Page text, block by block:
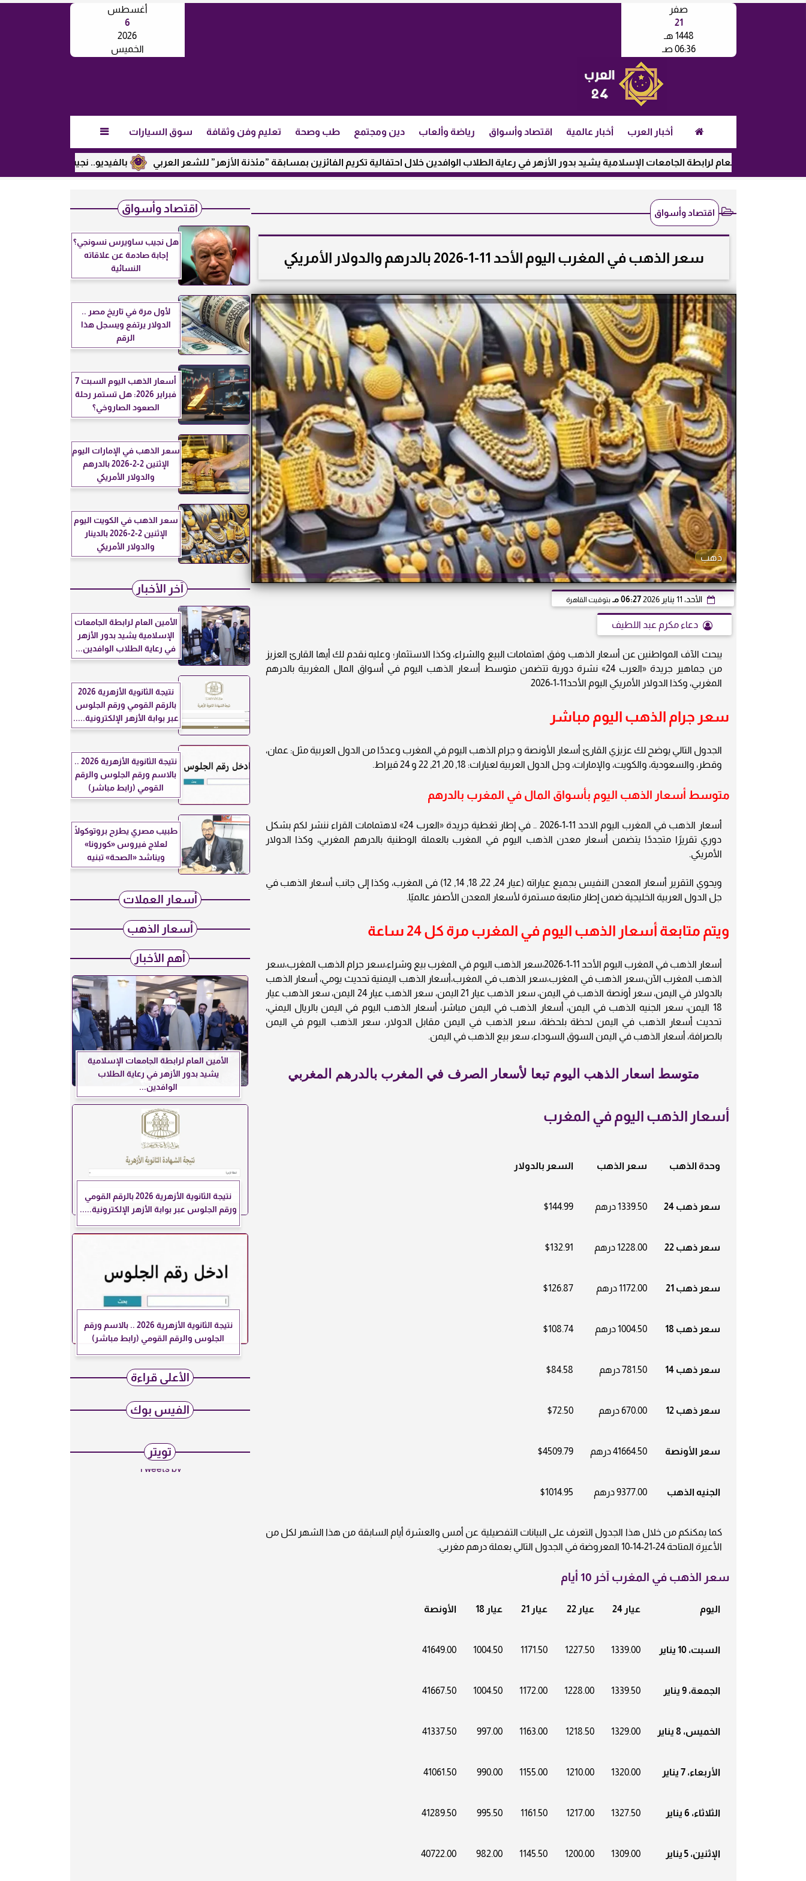
أغسطس
6
2026
الخميس
صفر
21
1448 هـ
06:36 صـ
أخبار العرب أخبار عالمية اقتصاد وأسواق رياضة وألعاب دين ومجتمع طب وصحة تعليم وفن وثقافة سوق السيارات 
بالفيديو.. نجيب ساويرس يكشف عن رأيه في العام لرابطة الجامعات الإسلامية يشيد بدور الأزهر في رعاية الطلاب الوافدين خلال احتفالية تكريم الفائزين بمسابقة ”مئذنة الأزهر” للشعر العربي
اقتصاد وأسواق
سعر الذهب في المغرب اليوم الأحد 11-1-2026 بالدرهم والدولار الأمريكي
ذهب
الأحد، 11 يناير 2026 06:27 مـ بتوقيت القاهرة
دعاء مكرم عبد اللطيف
يبحث الآف المواطنين عن أسعار الذهب وفق اهتمامات البيع والشراء، وكذا الاستثمار؛ وعليه نقدم لك أيها القارئ العزيز
من جماهير جريدة «العرب 24» نشرة دورية تتضمن متوسط أسعار الذهب اليوم في أسواق المال المغربية بالدرهم
المغربي، وكذا الدولار الأمريكي اليوم الأحد11-1-2026
سعر جرام الذهب اليوم مباشر
الجدول التالي يوضح لك عزيزي القارئ أسعار الأونصة و جرام الذهب اليوم في المغرب وعددًا من الدول العربية مثل: عمان،
وقطر، والسعودية، والكويت، والإمارات، وجل الدول العربية لعيارات: 18, 20, 21, 22 و 24 قيراط.
متوسط أسعار الذهب اليوم بأسواق المال في المغرب بالدرهم
أسعار الذهب في المغرب اليوم الاحد 11-1-2026 .. في إطار تغطية جريدة «العرب 24» لاهتمامات القراء ننشر لكم بشكل
دوري تقريرًا متجددًا يتضمن أسعار معدن الذهب اليوم في المغرب بالعملة الوطنية بالدرهم المغربي، وكذا الدولار
الأمريكي.
ويحوي التقرير أسعار المعدن النفيس بجميع عياراته (عيار 24, 22, 18, 14, 12) فى المغرب، وكذا إلى جانب أسعار الذهب في
جل الدول العربية الخليجية ضمن إطار متابعة مستمرة لأسعار المعدن الأصفر عالميًا.
ويتم متابعة أسعار الذهب اليوم في المغرب مرة كل 24 ساعة
أسعار الذهب في المغرب اليوم الأحد 11-1-2026،سعر الذهب اليوم في المغرب بيع وشراء،سعر جرام الذهب المغرب،سعر
الذهب المغرب الآن،سعر الذهب في المغرب،سعر الذهب في المغرب،أسعار الذهب اليمنية تحديث يومي، أسعار الذهب
بالدولار في اليمن، سعر أونصة الذهب في اليمن، سعر الذهب عيار 21 اليمن، سعر الذهب عيار 24 اليمن، سعر الذهب عيار
18 اليمن، سعر الجنيه الذهب في اليمن، أسعار الذهب في اليمن مباشر، أسعار الذهب اليوم في اليمن بالريال اليمني،
تحديث أسعار الذهب في اليمن لحظة بلحظة، سعر الذهب في اليمن مقابل الدولار، سعر الذهب اليوم في اليمن
بالصرافة، أسعار الذهب في اليمن السوق السوداء، سعر بيع الذهب في اليمن.
متوسط اسعار الذهب اليوم تبعا لأسعار الصرف في المغرب بالدرهم المغربي
أسعار الذهب اليوم في المغرب
وحدة الذهب سعر الذهب السعر بالدولار
سعر ذهب 24 1339.50 درهم $144.99
سعر ذهب 22 1228.00 درهم $132.91
سعر ذهب 21 1172.00 درهم $126.87
سعر ذهب 18 1004.50 درهم $108.74
سعر ذهب 14 781.50 درهم $84.58
سعر ذهب 12 670.00 درهم $72.50
سعر الأونصة 41664.50 درهم $4509.79
الجنيه الذهب 9377.00 درهم $1014.95
كما يمكنكم من خلال هذا الجدول التعرف على البيانات التفصيلية عن أمس والعشرة أيام السابقة من هذا الشهر لكل من
الأعيرة المتاحة 24-21-14-10 المعروضة في الجدول التالي بعملة درهم مغربي.
سعر الذهب في المغرب آخر 10 أيام
اليوم عيار 24 عيار 22 عيار 21 عيار 18 الأونصة
السبت، 10 يناير 1339.00
1227.50
1171.50
1004.50
41649.00
الجمعة، 9 يناير 1339.50
1228.00
1172.00
1004.50
41667.50
الخميس، 8 يناير 1329.00
1218.50
1163.00
997.00
41337.50
الأربعاء، 7 يناير 1320.00
1210.00
1155.00
990.00
41061.50
الثلاثاء، 6 يناير 1327.50
1217.00
1161.50
995.50
41289.50
الإثنين، 5 يناير 1309.00
1200.00
1145.50
982.00
40722.00
اقتصاد وأسواق
هل نجيب ساويرس نسونجي؟
إجابة صادمة عن علاقاته
النسائية
لأول مرة في تاريخ مصر ..
الدولار يرتفع ويسجل هذا
الرقم
أسعار الذهب اليوم السبت 7
فبراير 2026: هل تستمر رحلة
الصعود الصاروخي؟
سعر الذهب في الإمارات اليوم
الإثنين 2-2-2026 بالدرهم
والدولار الأمريكي
سعر الذهب في الكويت اليوم
الإثنين 2-2-2026 بالدينار
والدولار الأمريكي
آخر الأخبار
الأمين العام لرابطة الجامعات
الإسلامية يشيد بدور الأزهر
في رعاية الطلاب الوافدين...
نتيجة الثانوية الأزهرية 2026
بالرقم القومي ورقم الجلوس
عبر بوابة الأزهر الإلكترونية.....
نتيجة الثانوية الأزهرية 2026 ..
بالاسم ورقم الجلوس والرقم
القومي (رابط مباشر)
طبيب مصري يطرح بروتوكولًا
لعلاج فيروس «كورونا»
ويناشد «الصحة» تبنيه
أسعار العملات
أسعار الذهب
أهم الأخبار
الأمين العام لرابطة الجامعات الإسلامية
يشيد بدور الأزهر في رعاية الطلاب
الوافدين...
نتيجة الثانوية الأزهرية 2026 بالرقم القومي
ورقم الجلوس عبر بوابة الأزهر الإلكترونية.....
نتيجة الثانوية الأزهرية 2026 .. بالاسم ورقم
الجلوس والرقم القومي (رابط مباشر)
الأعلى قراءة
الفيس بوك
تويتر
Tweets by